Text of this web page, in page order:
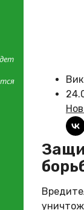
Защита зерна от вредителей запасов: профилактика и